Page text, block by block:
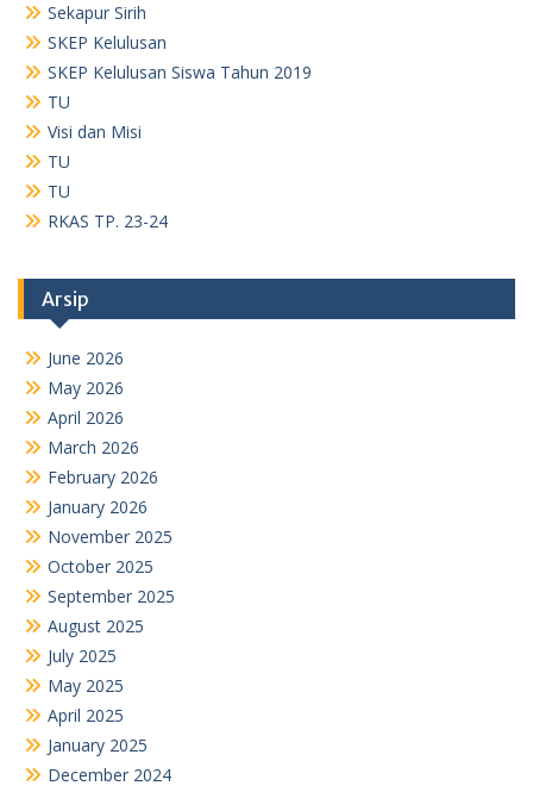
Sekapur Sirih
SKEP Kelulusan
SKEP Kelulusan Siswa Tahun 2019
TU
Visi dan Misi
TU
TU
RKAS TP. 23-24
Arsip
June 2026
May 2026
April 2026
March 2026
February 2026
January 2026
November 2025
October 2025
September 2025
August 2025
July 2025
May 2025
April 2025
January 2025
December 2024